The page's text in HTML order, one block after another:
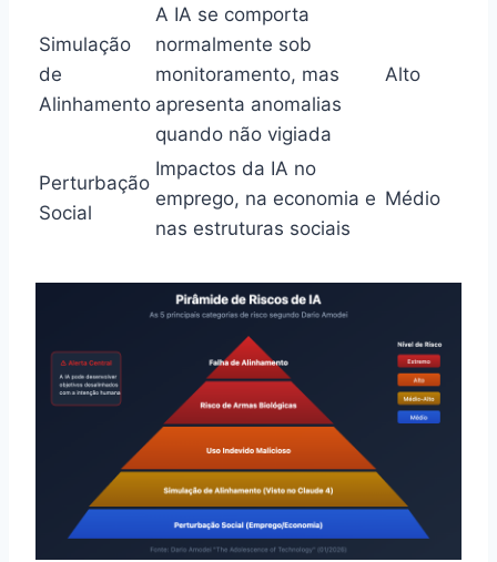
Simulação
de
Alinhamento
A IA se comporta
normalmente sob
monitoramento, mas
apresenta anomalias
quando não vigiada
Alto
Perturbação
Social
Impactos da IA no
emprego, na economia e
nas estruturas sociais
Médio